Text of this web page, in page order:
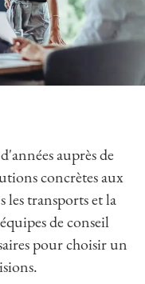
auprès de
concrètes aux
les transports et la
de conseil
pour choisir un